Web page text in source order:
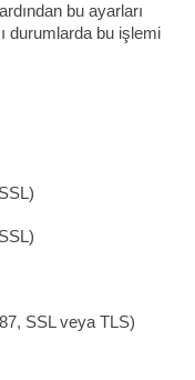
bu ayarları
durumlarda bu işlemi
SSL veya TLS)